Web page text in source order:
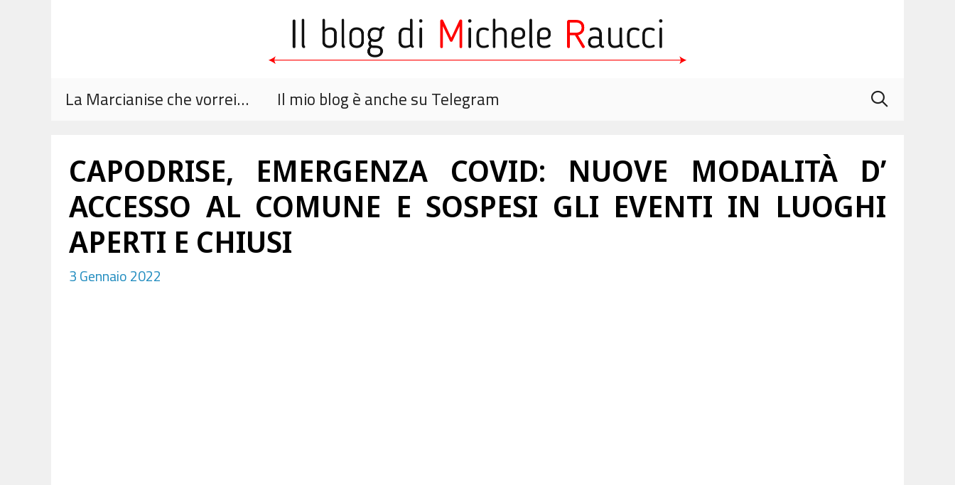
La Marcianise che vorrei… Il mio blog è anche su Telegram
CAPODRISE, EMERGENZA COVID: NUOVE MODALITÀ D’
ACCESSO AL COMUNE E SOSPESI GLI EVENTI IN LUOGHI
APERTI E CHIUSI
3 Gennaio 2022